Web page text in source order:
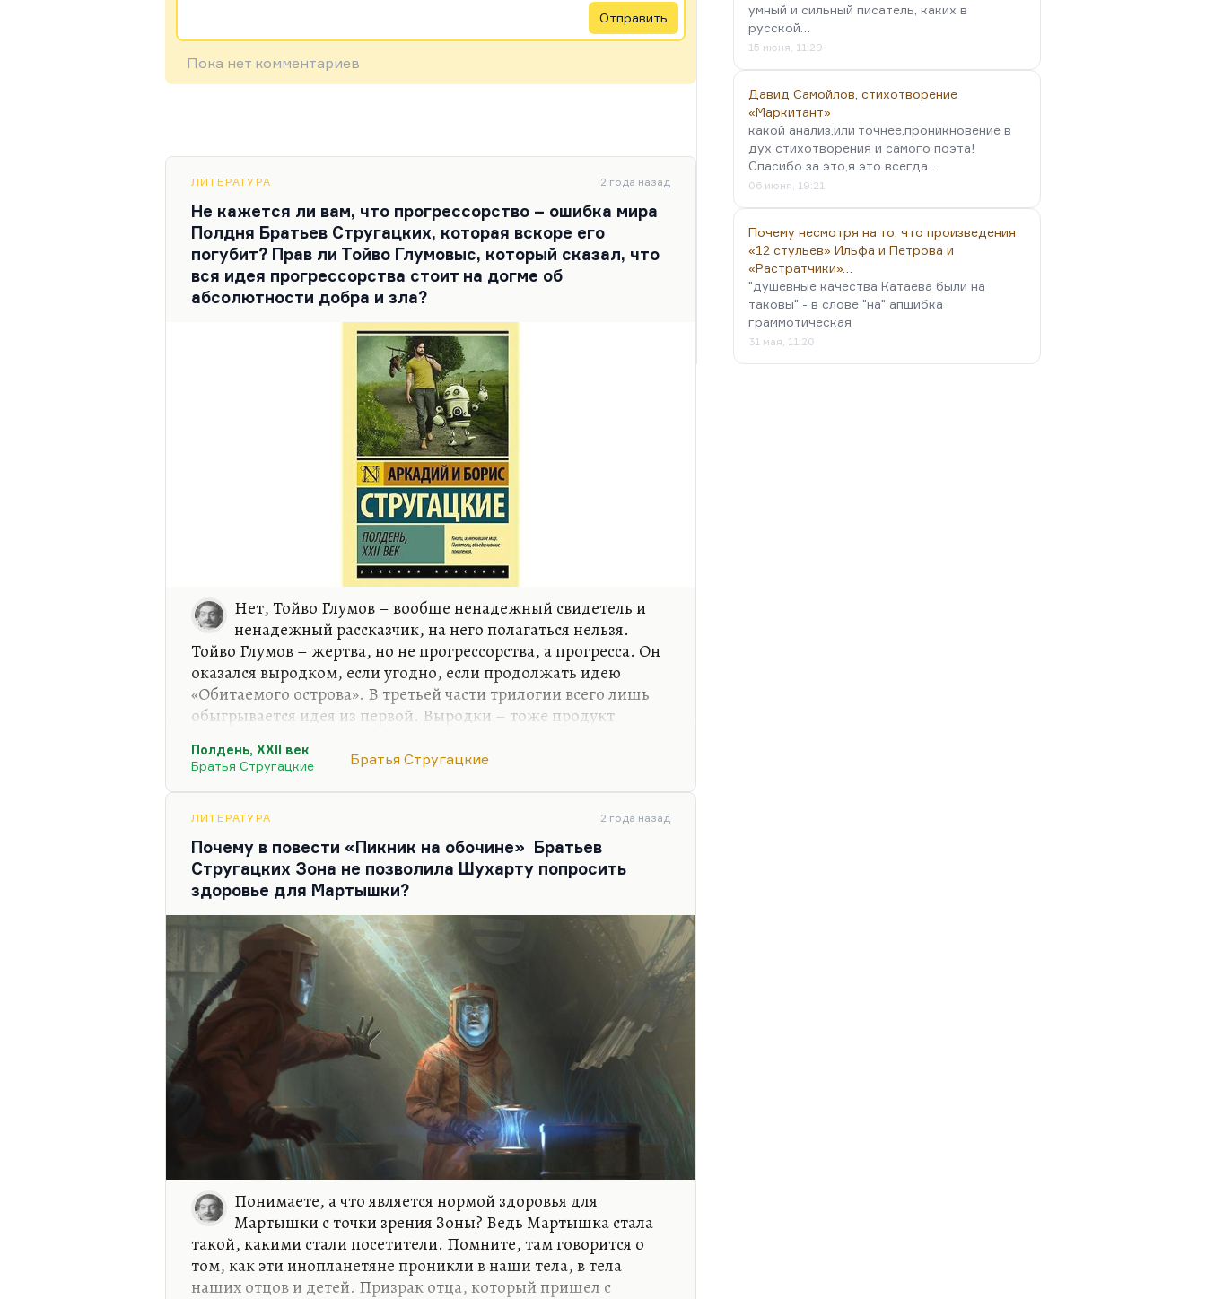
Отправить
Пока нет комментариев
ЛИТЕРАТУРА 2 года назад
Не кажется ли вам, что прогрессорство – ошибка мира
Полдня Братьев Стругацких, которая вскоре его
погубит? Прав ли Тойво Глумовыс, который сказал, что
вся идея прогрессорства стоит на догме об
абсолютности добра и зла?
Нет, Тойво Глумов – вообще ненадежный свидетель и
ненадежный рассказчик, на него полагаться нельзя.
Тойво Глумов – жертва, но не прогрессорства, а прогресса. Он
оказался выродком, если угодно, если продолжать идею
«Обитаемого острова». В третьей части трилогии всего лишь
обыгрывается идея из первой. Выродки – тоже продукт
людены Саракша. А поскольку Тойво Глумов сам выродок,
заложник этой трагической ситуации, что приводит его к
Каммерером. Естественно, что Тойво Глумов ненавидит
прогрессорство и ненавидит прогресс. Поэтому он с таким
пылом набрасывается на поиски других люденов, он…
Полдень, XXII век
Братья Стругацкие
Братья Стругацкие
ЛИТЕРАТУРА 2 года назад
Почему в повести «Пикник на обочине» Братьев
Стругацких Зона не позволила Шухарту попросить
здоровье для Мартышки?
Понимаете, а что является нормой здоровья для
Мартышки с точки зрения Зоны? Ведь Мартышка стала
такой, какими стали посетители. Помните, там говорится о
том, как эти инопланетяне проникли в наши тела, в тела
наших отцов и детей. Призрак отца, который пришел с
умный и сильный писатель, каких в
русской…
15 июня, 11:29
Давид Самойлов, стихотворение
«Маркитант»
какой анализ,или точнее,проникновение в
дух стихотворения и самого поэта!
Спасибо за это,я это всегда…
06 июня, 19:21
Почему несмотря на то, что произведения
«12 стульев» Ильфа и Петрова и
«Растратчики»…
"душевные качества Катаева были на
таковы" - в слове "на" апшибка
граммотическая
31 мая, 11:20